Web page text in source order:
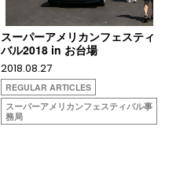
スーパーアメリカンフェスティ
バル2018 in お台場
2018.08.27
REGULAR ARTICLES
スーパーアメリカンフェスティバル事
務局